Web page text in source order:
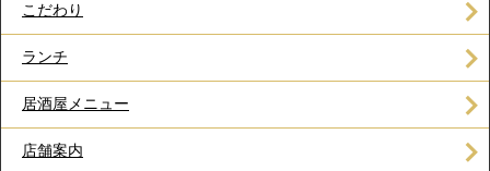
こだわり
ランチ
居酒屋メニュー
店舗案内